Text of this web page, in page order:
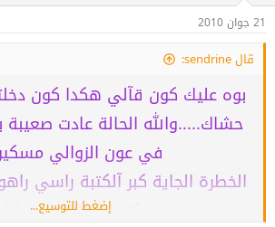
21 جوان 2010
قال sendrine:
بوه عليك كون قآلي هكدا كون
حشاك.....والله الحالة عادت صعيبة
في عون الزوالي
الخطرة الجاية كبر آلكتبة راسي
بكتيبتك.....مرسي ليك
إضغط للتوسيع...